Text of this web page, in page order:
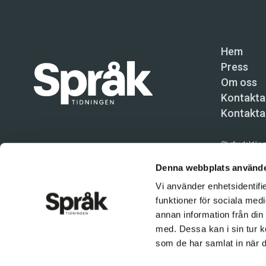
Denna webbplats
Vi använder
funktioner för sociala
annan information från
med. Dessa kan i sin tur
som de har samlat in när
Hem
Press
Om oss
Chefredaktör
Kundtjänst
Användning
tillåten.